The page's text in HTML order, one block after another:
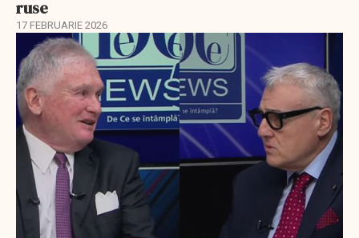
ruse
17 FEBRUARIE 2026
EXCLUSIV